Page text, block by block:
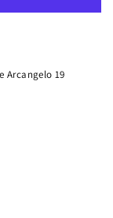
Arcangelo 19